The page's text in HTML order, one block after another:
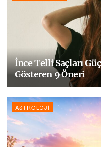
İnce Telli Saçları
Gösteren 9 Öneri
ASTROLOJI